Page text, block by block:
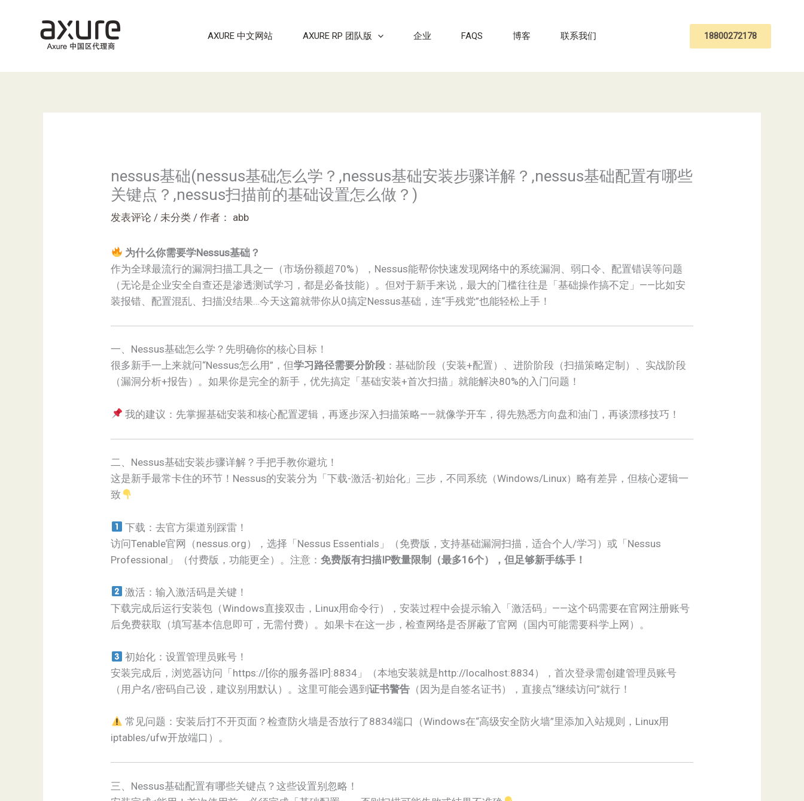
AXURE 中文网站 AXURE RP 团队版 企业 FAQS 博客 联系我们 18800272178
nessus基础(nessus基础怎么学？,nessus基础安装步骤详解？,nessus基础配置有哪些
关键点？,nessus扫描前的基础设置怎么做？)
发表评论 / 未分类 / 作者： abb
为什么你需要学Nessus基础？
作为全球最流行的漏洞扫描工具之一（市场份额超70%），Nessus能帮你快速发现网络中的系统漏洞、弱口令、配置错误等问题
（无论是企业安全自查还是渗透测试学习，都是必备技能）。但对于新手来说，最大的门槛往往是「基础操作搞不定」——比如安
装报错、配置混乱、扫描没结果…今天这篇就带你从0搞定Nessus基础，连“手残党”也能轻松上手！
一、Nessus基础怎么学？先明确你的核心目标！
很多新手一上来就问“Nessus怎么用”，但学习路径需要分阶段 ：基础阶段（安装+配置）、进阶阶段（扫描策略定制）、实战阶段
（漏洞分析+报告）。如果你是完全的新手，优先搞定「基础安装+首次扫描」就能解决80%的入门问题！
我的建议：先掌握基础安装和核心配置逻辑，再逐步深入扫描策略——就像学开车，得先熟悉方向盘和油门，再谈漂移技巧！
二、Nessus基础安装步骤详解？手把手教你避坑！
这是新手最常卡住的环节！Nessus的安装分为「下载-激活-初始化」三步，不同系统（Windows/Linux）略有差异，但核心逻辑一
致
下载：去官方渠道别踩雷！
访问Tenable官网（nessus.org），选择「Nessus Essentials」（免费版，支持基础漏洞扫描，适合个人/学习）或「Nessus
Professional」（付费版，功能更全）。注意：免费版有扫描IP数量限制（最多16个），但足够新手练手！
激活：输入激活码是关键！
下载完成后运行安装包（Windows直接双击，Linux用命令行），安装过程中会提示输入「激活码」——这个码需要在官网注册账号
后免费获取（填写基本信息即可，无需付费）。如果卡在这一步，检查网络是否屏蔽了官网（国内可能需要科学上网）。
初始化：设置管理员账号！
安装完成后，浏览器访问「https://[你的服务器IP]:8834」（本地安装就是http://localhost:8834），首次登录需创建管理员账号
（用户名/密码自己设，建议别用默认）。这里可能会遇到证书警告 （因为是自签名证书），直接点“继续访问”就行！
常见问题：安装后打不开页面？检查防火墙是否放行了8834端口（Windows在“高级安全防火墙”里添加入站规则，Linux用
iptables/ufw开放端口）。
三、Nessus基础配置有哪些关键点？这些设置别忽略！